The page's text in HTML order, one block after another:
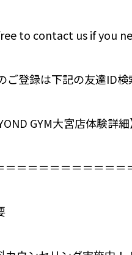
to contact us if you
ご登録は下記の友達ID検
GYM大宮店体験詳細
＝＝＝＝＝＝＝＝＝＝＝